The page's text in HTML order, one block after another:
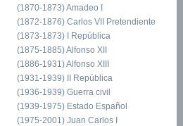
(1870-1873) Amadeo I
(1872-1876) Carlos VII Pretendiente
(1873-1873) I República
(1875-1885) Alfonso XII
(1886-1931) Alfonso XIII
(1931-1939) II República
(1936-1939) Guerra civil
(1939-1975) Estado Español
(1975-2001) Juan Carlos I